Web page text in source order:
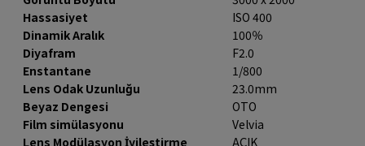
Hassasiyet
Dinamik Aralık
Diyafram
Enstantane
Lens Odak Uzunluğu
Beyaz Dengesi
Film simülasyonu
Lens Modülasyon İyileştirme
ISO 400
100％
F2.0
1/800
23.0mm
OTO
Velvia
AÇIK